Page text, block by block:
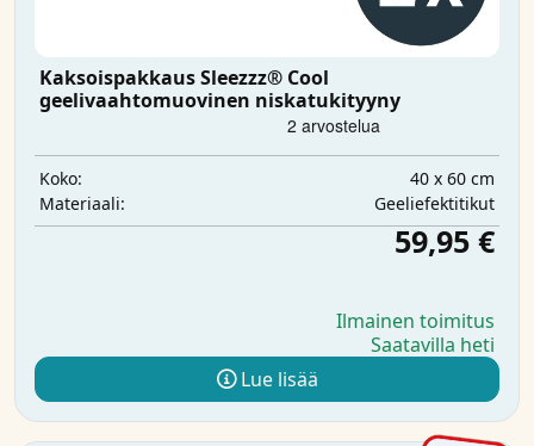
Kaksoispakkaus Sleezzz® Cool
geelivaahtomuovinen niskatukityyny
Koko:
40 x 60 cm
Materiaali:
Geeliefektitikut
59,95 €
Ilmainen toimitus
Saatavilla heti
Lue lisää